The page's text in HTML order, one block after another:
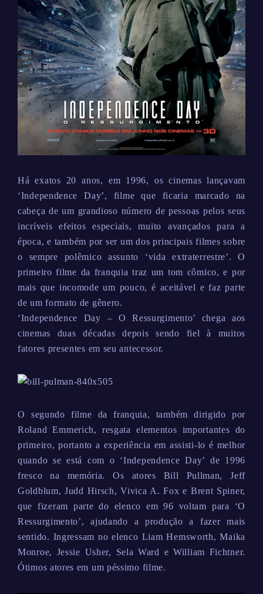
Há exatos 20 anos, em 1996, os cinemas lançavam
‘Independence Day’, filme que ficaria marcado na
cabeça de um grandioso número de pessoas pelos seus
incríveis efeitos especiais, muito avançados para a
época, e também por ser um dos principais filmes sobre
o sempre polêmico assunto ‘vida extraterrestre’. O
primeiro filme da franquia traz um tom cômico, e por
mais que incomode um pouco, é aceitável e faz parte
de um formato de gênero.
‘Independence Day – O Ressurgimento’ chega aos
cinemas duas décadas depois sendo fiel à muitos
fatores presentes em seu antecessor.
O segundo filme da franquia, também dirigido por
Roland Emmerich, resgata elementos importantes do
primeiro, portanto a experiência em assisti-lo é melhor
quando se está com o ‘Independence Day’ de 1996
fresco na memória. Os atores Bill Pullman, Jeff
Goldblum, Judd Hirsch, Vivica A. Fox e Brent Spiner,
que fizeram parte do elenco em 96 voltam para ‘O
Ressurgimento’, ajudando a produção a fazer mais
sentido. Ingressam no elenco Liam Hemsworth, Maika
Monroe, Jessie Usher, Sela Ward e William Fichtner.
Ótimos atores em um péssimo filme.